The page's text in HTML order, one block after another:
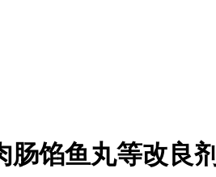
馅鱼丸等改良剂